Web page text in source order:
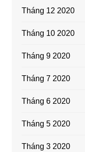
Tháng 12 2020
Tháng 10 2020
Tháng 9 2020
Tháng 7 2020
Tháng 6 2020
Tháng 5 2020
Tháng 3 2020